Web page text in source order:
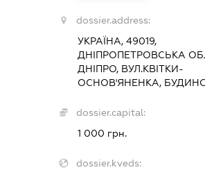
dossier.address:
УКРАЇНА, 49019,
ДНІПРОПЕТРОВСЬКА
ДНІПРО, ВУЛ.КВІТКИ-
ОСНОВ'ЯНЕНКА,
dossier.capital:
1 000 грн.
dossier.kveds: